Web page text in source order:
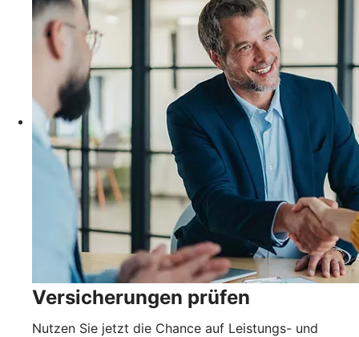
Versicherungen prüfen
Nutzen Sie jetzt die Chance auf Leistungs- und